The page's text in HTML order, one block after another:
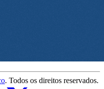
. Todos os direitos reservados.